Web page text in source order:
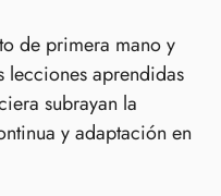
de primera mano y
aprendidas
subrayan la
y adaptación en